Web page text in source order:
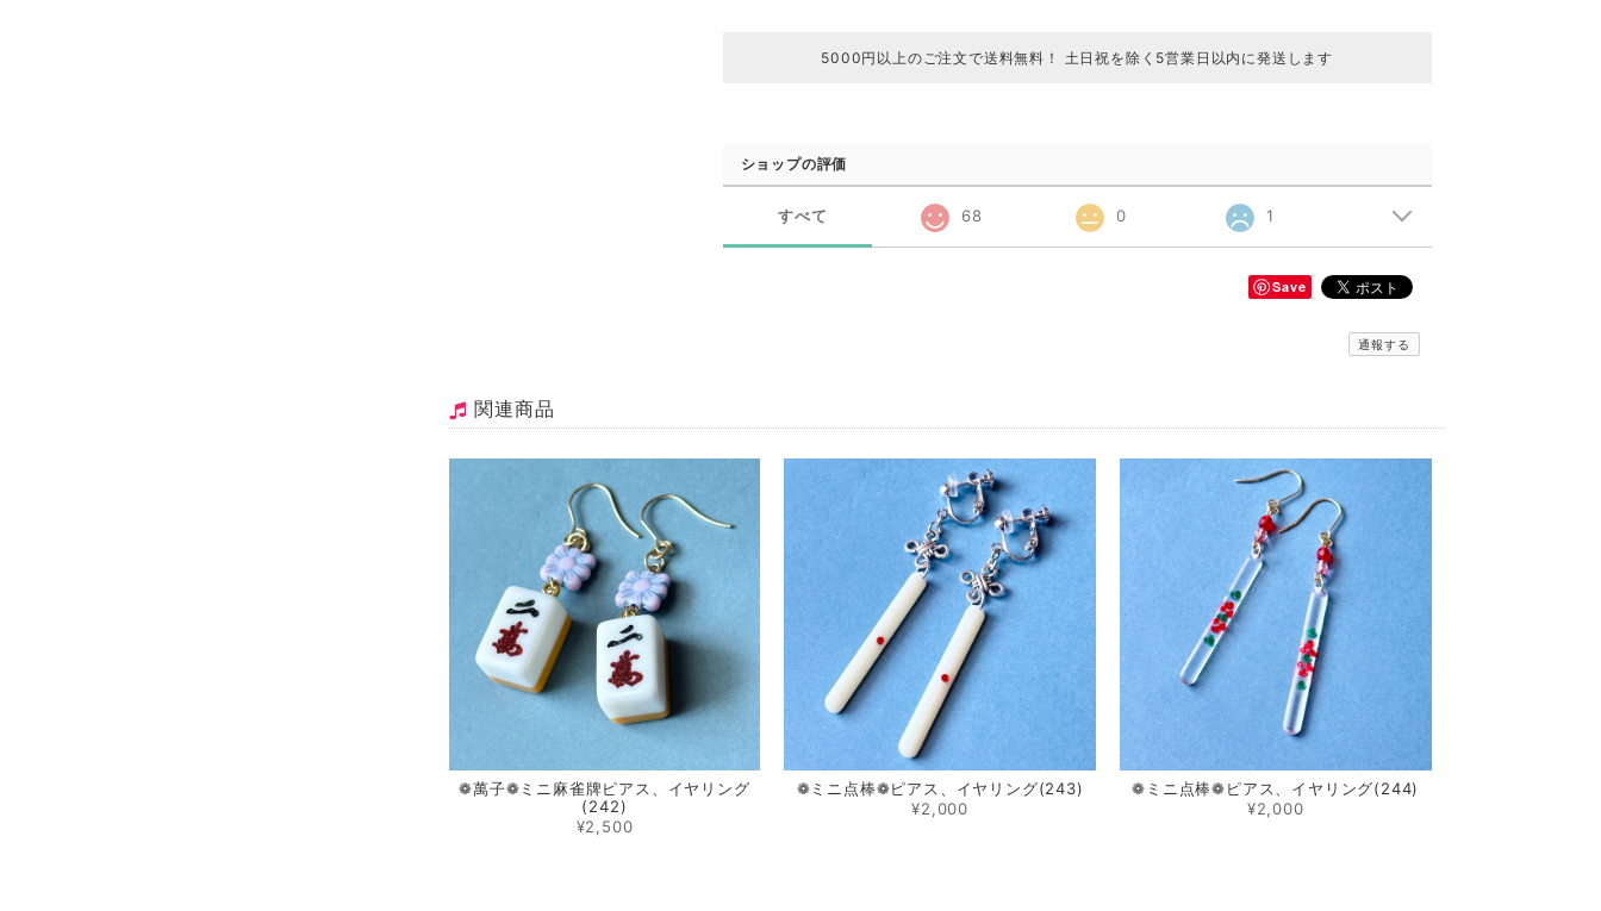
5000円以上のご注文で送料無料！ 土日祝を除く5営業日以内に発送します
ショップの評価
すべて 68 0 1
Save
通報する
関連商品
❁萬子❁ミニ 麻雀牌ピアス、イヤリング
(242)
¥2,500
❁ ミニ点棒❁ ピアス、イヤリング(243)
¥2,000
❁ ミニ点棒❁ ピアス、イヤリング(244)
¥2,000